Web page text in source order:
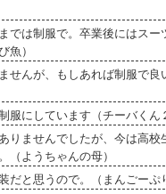
では制服で。卒業後にはスー
魚）
せんが、もしあれば制服で良
服にしています（チーバくん
りませんでしたが、今は高校
（ようちゃんの母）
だと思うので。（まんごーぷ